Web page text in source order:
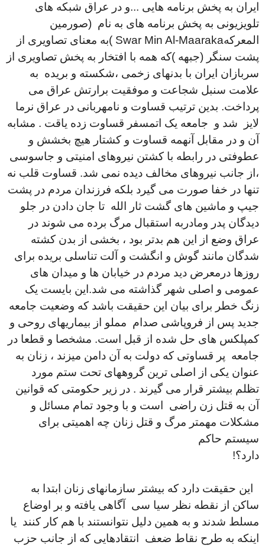
ایران به پخش برنامه هایی ...و در عراق شبکه های
تلویزیونی به پخش برنامه های به نام (صورمین
المعرکهSwar Min Al-Maaraka )به معنای تصاویری از
پشت سنگر (جبهه )که همه با افتخار به پخش تصاویری از
سربازان ایران با بدنهای زخمی ،شکسته و بریده به
علامت سنبل شجاعت و موفقیت برارتش عراق می
پرداخت. بدین ترتیب قساوت و نامهربانی در عراق نرما
لایز شد و جامعه یک اتمسفر قساوت زده یاقت . مشابه
آن و در مقابل آنهمه قساوت و کشتار هیچ بخشش و
عطوفتی در رابطه با کشتن نیروهای امنیتی و جاسوسی
،از جانب نیروهای مخالف دیده نمی شد. قساوت قلب نه
تنها در خفا صورت می گیرد بلکه فرزندان مردم در پشت
جیپ و ماشین های گشت ثار الله تا جان دادن در جلو
دیدگان پدر ومادربه استقبال مرگ برده می شوند در
عراق وضع از این هم بدتر بود ، بخشی از بدن کشته
شدگان مانند گوش و انگشت و آلت تناسلی بریده برای
روزها درمعرض دید مردم در خیابان ها و میدان های
عمومی و اصلی شهر گذاشته می شد.این بایست یک
زنگ خطر برای بیان این حقیقت باشد که وضعیت جامعه
جدید پس از فروپاشی صدام مملو از بیماریهای روحی و
کمپلکس های حل شده از قبل است. مشخصا و قطعا در
جامعه پر قساوتی که دولت به آن دامن میزند ، زنان به
عنوان یکی از اصلی ترین گروههای تحت ستم مورد
تظلم بیشتر قرار می گیرند . در زیر حکومتی که قوانین
آن به قتل زن راضی است و با وجود تمام مسائل و
مشکلات مهمتر مرگ و قتل زنان چه اهمیتی برای
سیستم حاکم
دارد؟!
این حقیقت دارد که بیشتر سازمانهای زنان ابتدا به
ساکن از نقطه نظر سیا سی آگاهی یافته و بر اوضاع
مسلط شدند و به همین دلیل نتوانستند با هم کار کنند یا
اینکه به طرح نقاط ضعف انتقادهایی که از جانب حزب